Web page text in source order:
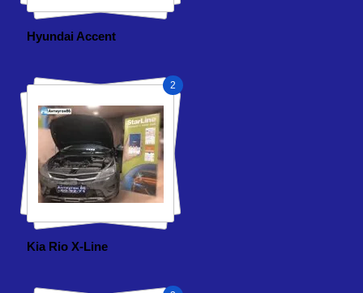
Hyundai Accent
2
Kia Rio X-Line